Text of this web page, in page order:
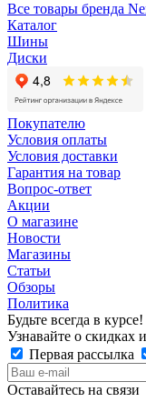
Все товары бренда
Каталог
Шины
Диски
Покупателю
Условия оплаты
Условия доставки
Гарантия на товар
Вопрос-ответ
Акции
О магазине
Новости
Магазины
Статьи
Обзоры
Политика
Будьте всегда в курсе!
Узнавайте о скидках
Первая рассылка
Оставайтесь на связи